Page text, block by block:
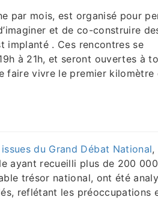
par mois, est organisé pour
et de co-construire
implanté . Ces rencontres se
à 21h, et seront ouvertes à
faire vivre le premier kilomètre
du Grand Débat National,
ayant recueilli plus de 200 000
trésor national, ont été
reflétant les préoccupations